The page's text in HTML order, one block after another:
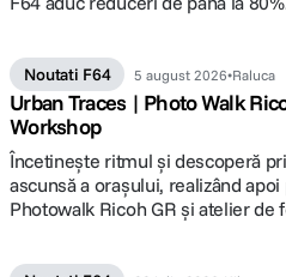
Noutati F64 5 august 2026 Raluca
Urban Traces | Photo Walk
Workshop
Încetineşte ritmul şi descoperă
ascunsă a oraşului, realizând
Photowalk Ricoh GR şi atelier de